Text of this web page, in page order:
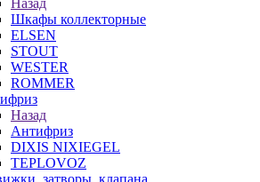
Назад
Шкафы коллекторные
ELSEN
STOUT
WESTER
ROMMER
Назад
Антифриз
DIXIS NIXIEGEL
TEPLOVOZ
затворы, клапана